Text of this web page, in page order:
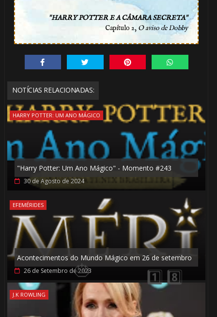
"HARRY POTTER E A CÂMARA SECRETA"
Capítulo 2, O aviso de Dobby
NOTÍCIAS RELACIONADAS:
HARRY POTTER: UM ANO MÁGICO
"Harry Potter: Um Ano Mágico" - Momento #243
30 de Agosto de 2024
EFEMÉRIDES
Acontecimentos do Mundo Mágico em 26 de setembro
26 de Setembro de 2023
J.K ROWLING
🎈
1️⃣ 8️⃣